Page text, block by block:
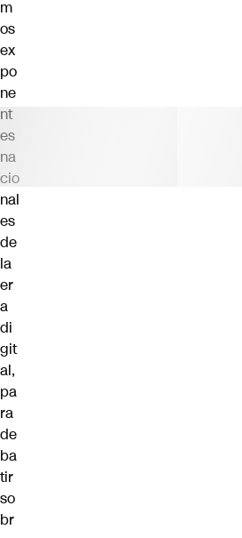
m
os
ex
po
ne
nt
es
na
cio
nal
es
de
la
er
a
di
git
al,
pa
ra
de
ba
tir
so
br